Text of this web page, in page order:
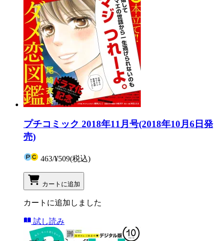
プチコミック 2018年11月号(2018年10月6日発
売)
463/¥509(税込)
カートに追加
カートに追加しました
試し読み